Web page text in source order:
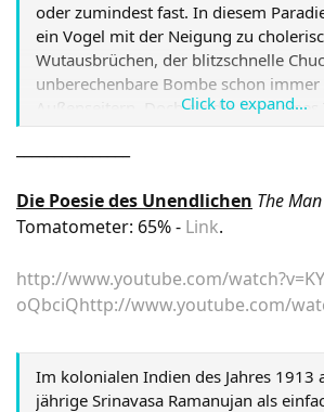
oder zumindest fast. In diesem
ein Vogel mit der Neigung zu
Wutausbrüchen, der blitzschnelle
unberechenbare Bombe schon immer
Außenseitern. Doch als die Insel eines
mysteriösen grünen Schweinchen
an diesen drei Ausgestoßenen, die
im Schilde führen.Link
Click to expand...
Die Poesie des Unendlichen The
Tomatometer: 65% - Link.
http://www.youtube.com/
oQbciQhttp://www.youtube.com/
Im kolonialen Indien des Jahres 1913
jährige Srinavasa Ramanujan als